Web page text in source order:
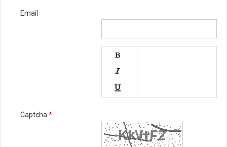
Email





Captcha *